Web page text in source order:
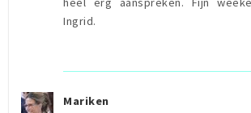
Ingrid.
Mariken